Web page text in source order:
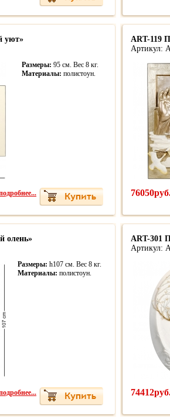
уют»
Размеры: 95 см. Вес 8 кг.
Материалы: полистоун.
ART-119
Артикул:
олень»
Размеры: h107 см. Вес 8 кг.
Материалы: полистоун.
ART-301
Артикул: